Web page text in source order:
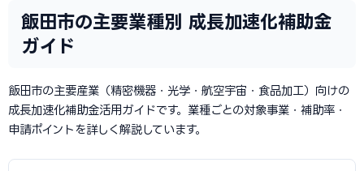
飯田市の主要業種別 成長加速化補助金
ガイド
飯田市の主要産業（精密機器・光学・航空宇宙・食品加工）向けの
成長加速化補助金活用ガイドです。業種ごとの対象事業・補助率・
申請ポイントを詳しく解説しています。